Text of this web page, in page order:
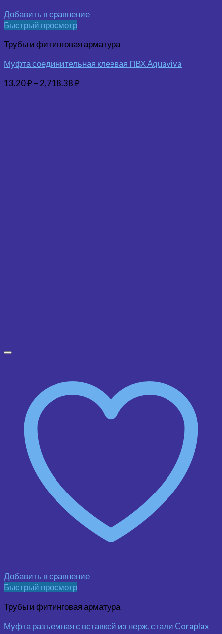
Добавить в сравнение
Быстрый просмотр
Трубы и фитинговая арматура
Муфта соединительная клеевая ПВХ Aquaviva
13.20₽ – 2,718.38₽
Добавить в сравнение
Быстрый просмотр
Трубы и фитинговая арматура
Муфта разъемная с вставкой из нерж. стали Coraplax